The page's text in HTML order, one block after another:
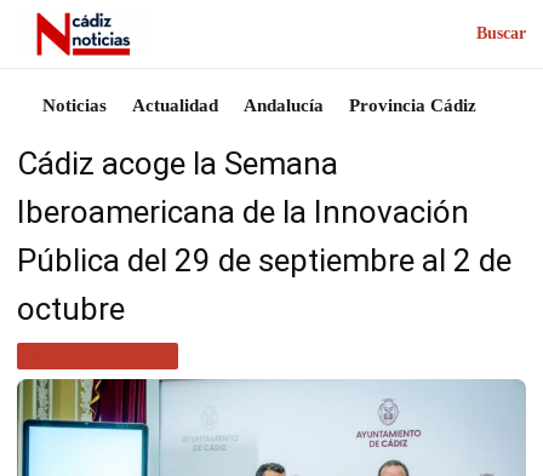
Buscar
Noticias Actualidad Andalucía Provincia Cádiz
Cádiz acoge la Semana
Iberoamericana de la Innovación
Pública del 29 de septiembre al 2 de
octubre